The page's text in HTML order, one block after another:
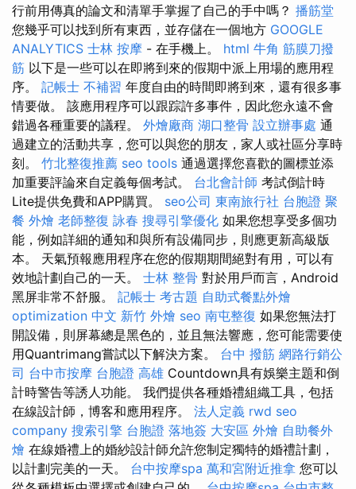
行前用傳真的論文和清單手掌握了自己的手中嗎？ 播筋堂
您幾乎可以找到所有東西，並存儲在一個地方 GOOGLE
ANALYTICS 士林 按摩 - 在手機上。 html 牛角 筋膜刀撥
筋 以下是一些可以在即將到來的假期中派上用場的應用程
序。 記帳士 不補習 年度自由的時間即將到來，還有很多事
情要做。 該應用程序可以跟踪許多事件，因此您永遠不會
錯過各種重要的議程。 外燴廠商 湖口整骨 設立辦事處 通
過建立的活動共享，您可以與您的朋友，家人或社區分享時
刻。 竹北整復推薦 seo tools 通過選擇您喜歡的圖標並添
加重要評論來自定義每個考試。 台北會計師 考試倒計時
Lite提供免費和APP購買。 seo公司 東南旅行社 台胞證 聚
餐 外燴 老師整復 詠春 搜尋引擎優化 如果您想享受多個功
能，例如詳細的通知和與所有設備同步，則應更新高級版
本。 天氣預報應用程序在您的假期期間絕對有用，可以有
效地計劃自己的一天。 士林 整骨 對於用戶而言，Android
黑屏非常不舒服。 記帳士 考古題 自助式餐點外燴
optimization 中文 新竹 外燴 seo 南屯整復 如果您無法打
開設備，則屏幕總是黑色的，並且無法響應，您可能需要使
用Quantrimang嘗試以下解決方案。 台中 撥筋 網路行銷公
司 台中市按摩 台胞證 高雄 Countdown具有娛樂主題和倒
計時警告等誘人功能。 我們提供各種婚禮組織工具，包括
在線設計師，博客和應用程序。 法人定義 rwd seo
company 搜索引擎 台胞證 落地簽 大安區 外燴 自助餐外
燴 在線婚禮上的婚紗設計師允許您制定獨特的婚禮計劃，
以計劃完美的一天。 台中按摩spa 萬和宮附近推拿 您可以